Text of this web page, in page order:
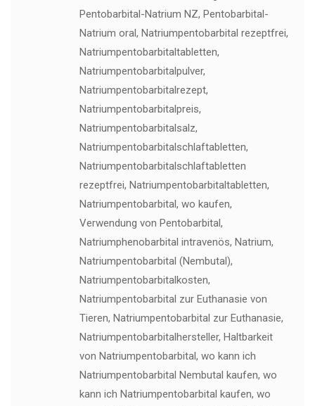
Pentobarbital-Natrium NZ, Pentobarbital-
Natrium oral, Natriumpentobarbital rezeptfrei,
Natriumpentobarbitaltabletten,
Natriumpentobarbitalpulver,
Natriumpentobarbitalrezept,
Natriumpentobarbitalpreis,
Natriumpentobarbitalsalz,
Natriumpentobarbitalschlaftabletten,
Natriumpentobarbitalschlaftabletten
rezeptfrei, Natriumpentobarbitaltabletten,
Natriumpentobarbital, wo kaufen,
Verwendung von Pentobarbital,
Natriumphenobarbital intravenös, Natrium,
Natriumpentobarbital (Nembutal),
Natriumpentobarbitalkosten,
Natriumpentobarbital zur Euthanasie von
Tieren, Natriumpentobarbital zur Euthanasie,
Natriumpentobarbitalhersteller, Haltbarkeit
von Natriumpentobarbital, wo kann ich
Natriumpentobarbital Nembutal kaufen, wo
kann ich Natriumpentobarbital kaufen, wo